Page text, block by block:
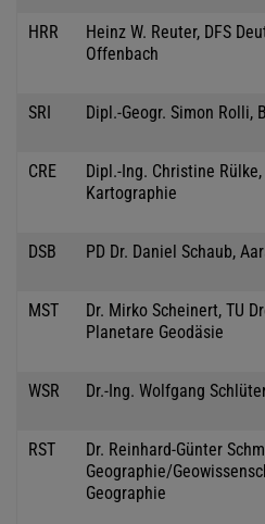
HRR
Heinz W. Reuter, DFS
Offenbach
SRI Dipl.-Geogr. Simon Rolli,
CRE
Dipl.-Ing. Christine
Kartographie
DSB PD Dr. Daniel Schaub,
MST
Dr. Mirko Scheinert, TU
Planetare Geodäsie
WSR Dr.-Ing. Wolfgang
RST
Dr. Reinhard-Günter
Geographie/
Geographie